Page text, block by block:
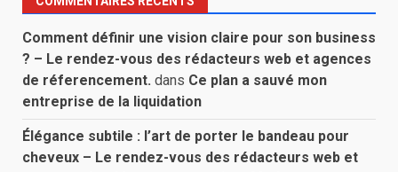
Comment définir une vision claire pour son business
? – Le rendez-vous des rédacteurs web et agences
de réferencement. dans Ce plan a sauvé mon
entreprise de la liquidation
Élégance subtile : l’art de porter le bandeau pour
cheveux – Le rendez-vous des rédacteurs web et